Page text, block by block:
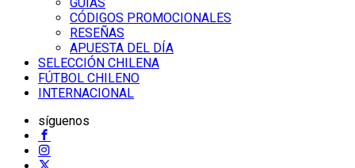
CÓDIGOS PROMOCIONALES
RESEÑAS
APUESTA DEL DÍA
SELECCIÓN CHILENA
FÚTBOL CHILENO
INTERNACIONAL
síguenos